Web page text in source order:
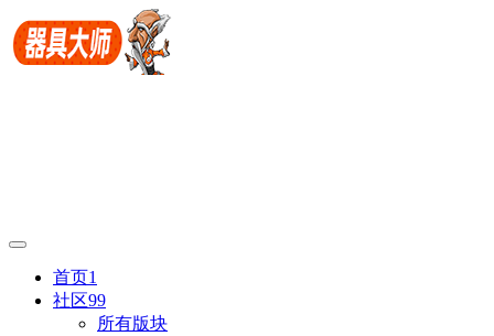
首页1
社区99
所有版块